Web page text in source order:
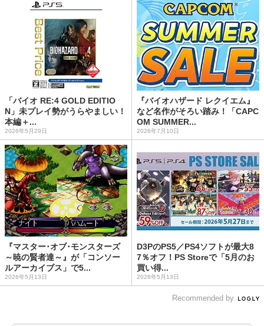
「バイオ RE:4 GOLD EDITIO
N」未プレイ勢がうらやましい！
本編＋...
2026年5月29日
『バイオハザード レクイエム』
など名作がそろい踏み！「CAPC
OM SUMMER...
2026年7月10日
『マスター･オブ･モンスターズ
～暁の賢者達～』が「コンソー
ルアーカイブス」で5...
2026年5月13日
D3PのPS5／PS4ソフトが最大8
7％オフ！PS Storeで「5月のお
買い得...
2026年5月13日
Recommended by